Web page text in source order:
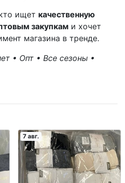
ищет качественную
закупкам и хочет
магазина в тренде.
• Опт • Все сезоны •
7 авг.